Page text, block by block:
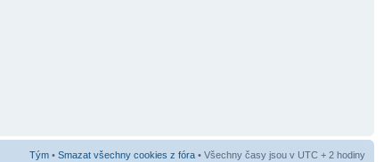
Tým • Smazat všechny cookies z fóra • Všechny časy jsou v UTC + 2 hodiny